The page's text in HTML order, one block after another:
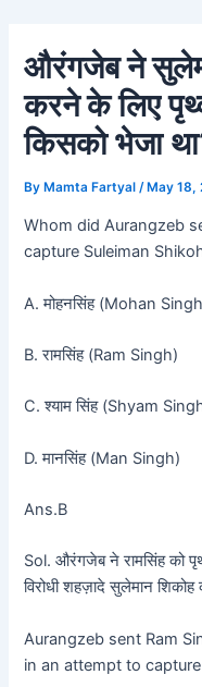
content
औरंगजेब ने
करने के लिए
किसको भेजा
ByMamta Fartyal /May 18,
Whom did Aurangzeb
capture Suleiman
A. मोहनसिंह (Mohan
B. रामसिंह (Ram Singh)
C. श्याम सिंह (Shyam
D. मानसिंह (Man Singh)
Ans.B
Sol. औरंगजेब ने रामसिंह को
विरोधी शहज़ादे सुलेमान शिकोह
Aurangzeb sent Ram
in an attempt to